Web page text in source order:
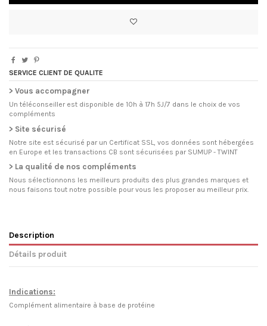
SERVICE CLIENT DE QUALITE
> Vous accompagner
Un téléconseiller est disponible de 10h à 17h 5J/7 dans le choix de vos
compléments
> Site sécurisé
Notre site est sécurisé par un Certificat SSL, vos données sont hébergées
en Europe et les transactions CB sont sécurisées par SUMUP - TWINT
> La qualité de nos compléments
Nous sélectionnons les meilleurs produits des plus grandes marques et
nous faisons tout notre possible pour vous les proposer au meilleur prix.
Description
Détails produit
Indications:
Complément alimentaire à base de protéine